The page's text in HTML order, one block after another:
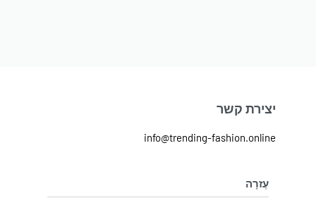
יצירת קשר
info@trending-fashion.online
עֶזרָה